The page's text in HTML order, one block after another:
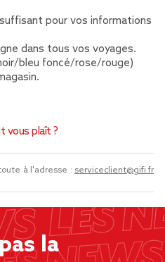
pour vos informations
dans tous vos voyages.
bleu foncé/rose/rouge)
vous plaît ?
à l'adresse : serviceclient@gifi.fr
la